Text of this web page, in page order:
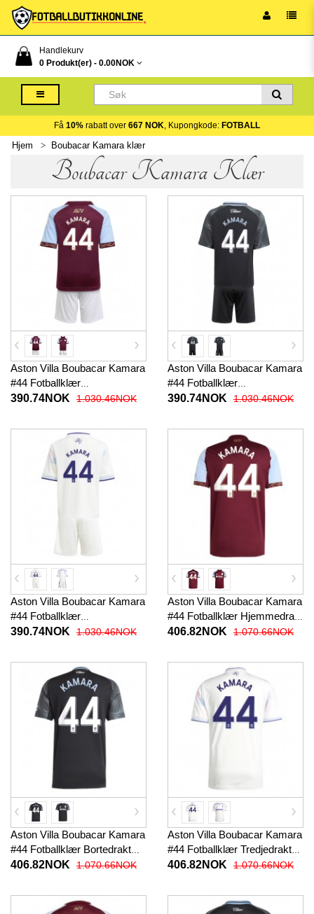
Handlekurv
0 Produkt(er) - 0.00NOK
Få 10% rabatt over 667 NOK, Kupongkode: FOTBALL
Hjem Boubacar Kamara klær
Boubacar Kamara Klær
Aston Villa Boubacar Kamara
#44 Fotballklær
Hjemmedraktsett Barn 2025-
390.74NOK 1.030.46NOK
Aston Villa Boubacar Kamara
#44 Fotballklær
Bortedraktsett Barn 2025-26
390.74NOK 1.030.46NOK
Aston Villa Boubacar Kamara
#44 Fotballklær
Tredjedraktsett Barn 2025-26
390.74NOK 1.030.46NOK
Aston Villa Boubacar Kamara
#44 Fotballklær Hjemmedrakt
2025-26 Kortermet
406.82NOK 1.070.66NOK
Aston Villa Boubacar Kamara
#44 Fotballklær Bortedrakt
2025-26 Kortermet
406.82NOK 1.070.66NOK
Aston Villa Boubacar Kamara
#44 Fotballklær Tredjedrakt
2025-26 Kortermet
406.82NOK 1.070.66NOK